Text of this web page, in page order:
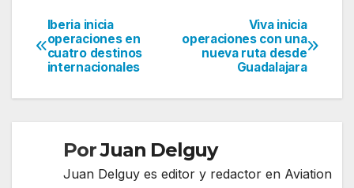
Navegación
de
entradas
Viva inicia
operaciones con una
nueva ruta desde
Guadalajara
Iberia inicia
operaciones en
cuatro destinos
internacionales
PorJuan Delguy
Juan Delguy es editor y redactor en Aviation